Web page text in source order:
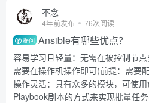
不念
4年前发布 76次阅读
提问 Ansible有哪些优点？
容易学习且轻量：无需在被控制节
需要在操作机操作即可(前提：需要
操作灵活：具有众多的模块，可使
Playbook剧本的方式来实现批量任务